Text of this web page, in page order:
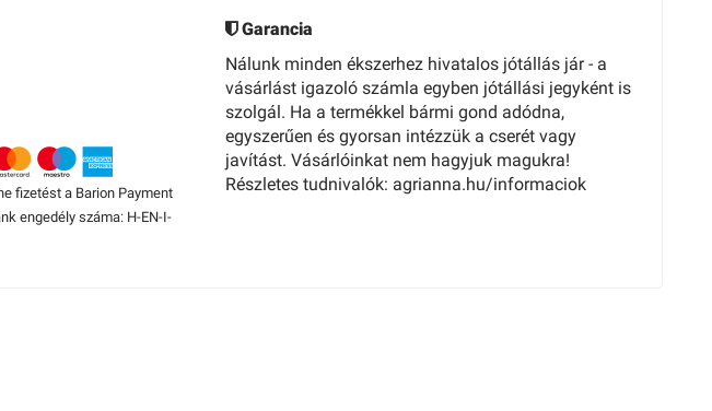
fizetést a Barion Payment
engedély száma: H-EN-I-
Garancia
Nálunk minden ékszerhez hivatalos jótállás jár - a
vásárlást igazoló számla egyben jótállási jegyként is
szolgál. Ha a termékkel bármi gond adódna,
egyszerűen és gyorsan intézzük a cserét vagy
javítást. Vásárlóinkat nem hagyjuk magukra!
Részletes tudnivalók: agrianna.hu/informaciok